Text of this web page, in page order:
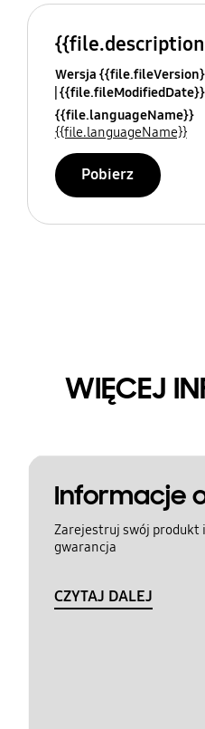
Wersja
{{file.fileModifiedDate}}
{{file.languageName}}
{{file.languageName}}
Pobierz
WIĘCEJ
Informacje
Zarejestruj swój produkt
gwarancja
CZYTAJ DALEJ